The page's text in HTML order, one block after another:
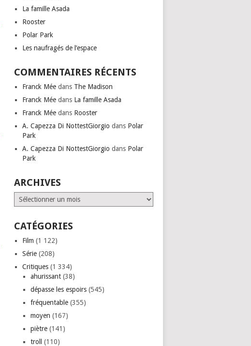
La famille Asada
Rooster
Polar Park
Les naufragés de l’espace
COMMENTAIRES RÉCENTS
Franck Mée dans The Madison
Franck Mée dans La famille Asada
Franck Mée dans Rooster
A. Capezza Di NottestGiorgio dans Polar
Park
A. Capezza Di NottestGiorgio dans Polar
Park
ARCHIVES
Archives
CATÉGORIES
Film (1 122)
Série (208)
Critiques (1 334)
ahurissant (38)
dépasse les espoirs (545)
fréquentable (355)
moyen (167)
piètre (141)
troll
(110)